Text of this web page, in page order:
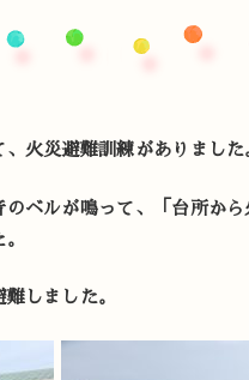
火災避難訓練がありました
のベルが鳴って、「台所か
しました。